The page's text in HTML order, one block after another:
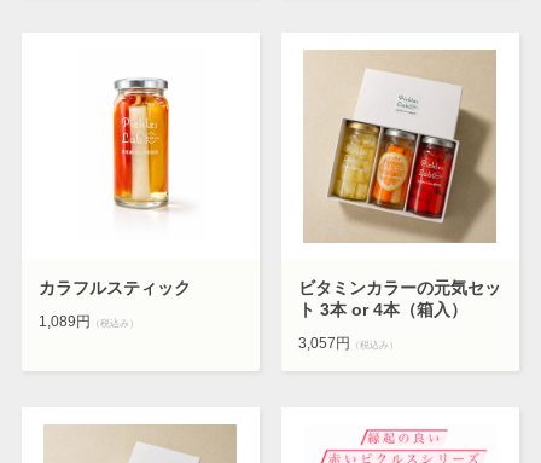
カラフルスティック
1,089円 （税込み）
ビタミンカラーの元気セッ
ト 3本 or 4本（箱入）
3,057円 （税込み）